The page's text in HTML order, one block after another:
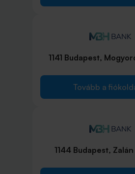
1141 Budapest,
Tovább a
1144 Budapest,